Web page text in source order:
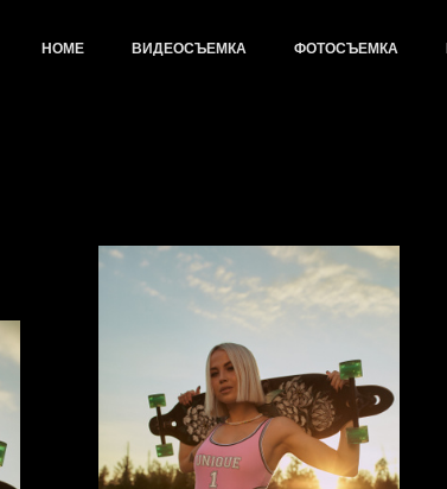
HOME ВИДЕОСЪЕМКА ФОТОСЪЕМКА